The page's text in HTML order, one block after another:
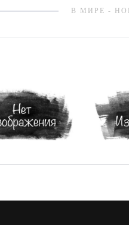
В МИРЕ -